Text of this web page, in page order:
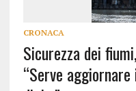
CRONACA
Sicurezza dei
“Serve